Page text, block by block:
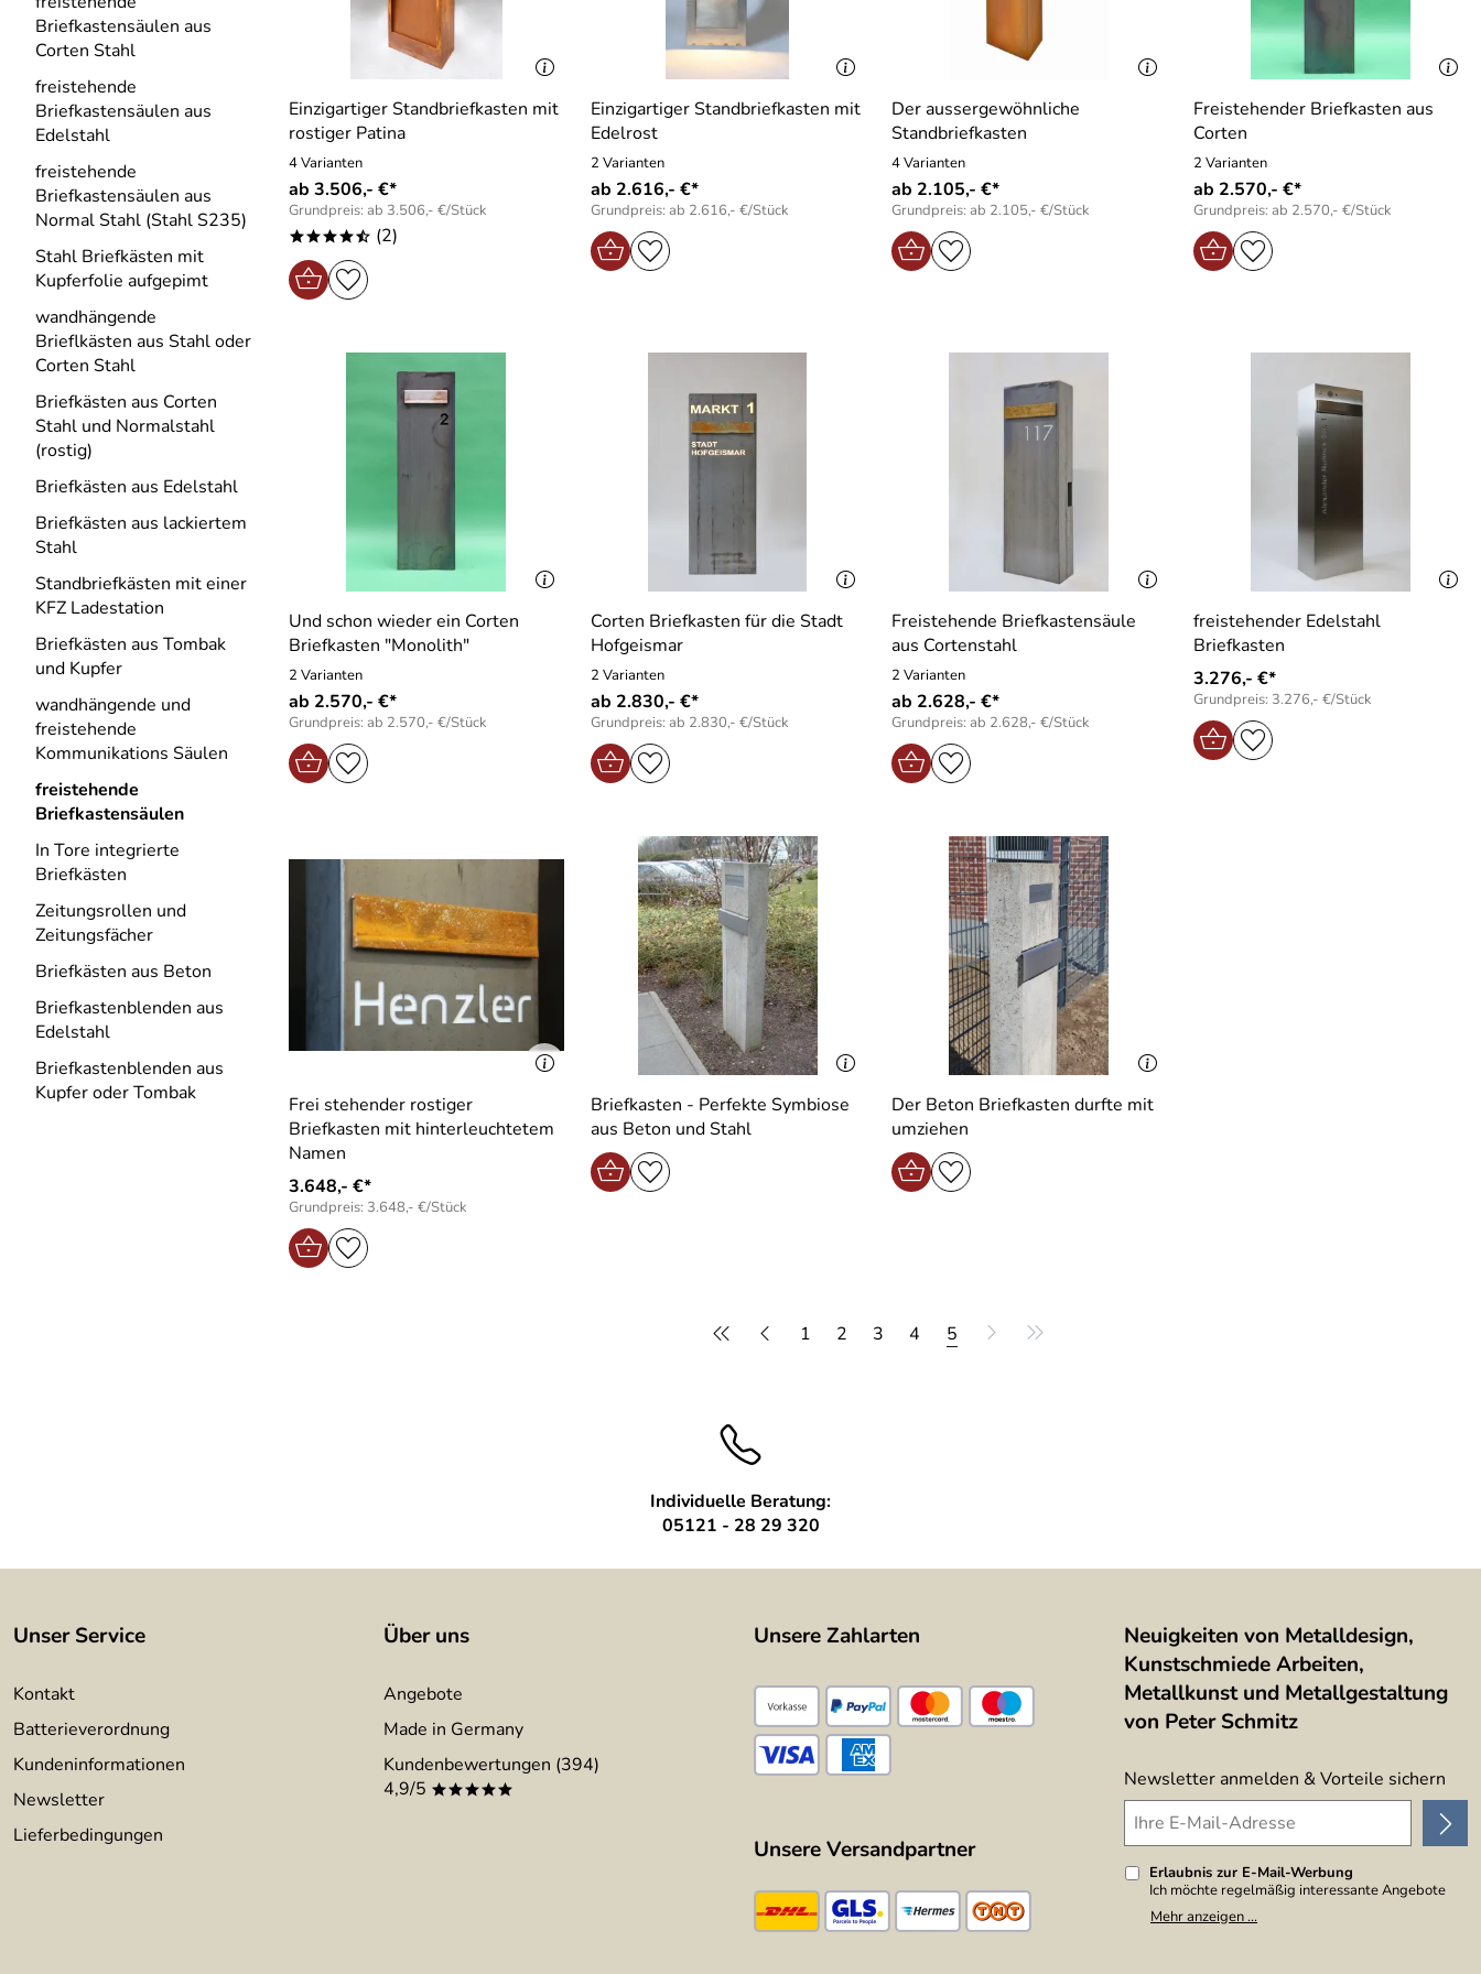
Briefkastensäulen aus
Corten Stahl
freistehende
Briefkastensäulen aus
Edelstahl
freistehende
Briefkastensäulen aus
Normal Stahl (Stahl S235)
Stahl Briefkästen mit
Kupferfolie aufgepimt
wandhängende
Brieflkästen aus Stahl oder
Corten Stahl
Briefkästen aus Corten
Stahl und Normalstahl
(rostig)
Briefkästen aus Edelstahl
Briefkästen aus lackiertem
Stahl
Standbriefkästen mit einer
KFZ Ladestation
Briefkästen aus Tombak
und Kupfer
wandhängende und
freistehende
Kommunikations Säulen
freistehende
Briefkastensäulen
In Tore integrierte
Briefkästen
Zeitungsrollen und
Zeitungsfächer
Briefkästen aus Beton
Briefkastenblenden aus
Edelstahl
Briefkastenblenden aus
Kupfer oder Tombak
Einzigartiger Standbriefkasten mit
rostiger Patina
4 Varianten
ab 3.506,- €*
Grundpreis: ab 3.506,- €/Stück
****/ (2)
Einzigartiger Standbriefkasten mit
Edelrost
2 Varianten
ab 2.616,- €*
Grundpreis: ab 2.616,- €/Stück
Der aussergewöhnliche
Standbriefkasten
4 Varianten
ab 2.105,- €*
Grundpreis: ab 2.105,- €/Stück
Freistehender Briefkasten aus
Corten
2 Varianten
ab 2.570,- €*
Grundpreis: ab 2.570,- €/Stück
Und schon wieder ein Corten
Briefkasten "Monolith"
2 Varianten
ab 2.570,- €*
Grundpreis: ab 2.570,- €/Stück
Corten Briefkasten für die Stadt
Hofgeismar
2 Varianten
ab 2.830,- €*
Grundpreis: ab 2.830,- €/Stück
Freistehende Briefkastensäule
aus Cortenstahl
2 Varianten
ab 2.628,- €*
Grundpreis: ab 2.628,- €/Stück
freistehender Edelstahl
Briefkasten
3.276,- €*
Grundpreis: 3.276,- €/Stück
Frei stehender rostiger
Briefkasten mit hinterleuchtetem
Namen
3.648,- €*
Grundpreis: 3.648,- €/Stück
Briefkasten - Perfekte Symbiose
aus Beton und Stahl
Der Beton Briefkasten durfte mit
umziehen
1 2 3 4 5
Individuelle Beratung:
05121 - 28 29 320
Unser Service
Kontakt
Batterieverordnung
Kundeninformationen
Newsletter
Lieferbedingungen
Über uns
Angebote
Made in Germany
Kundenbewertungen (394)
4,9/5 *****
Unsere Zahlarten
Unsere Versandpartner
Neuigkeiten von Metalldesign,
Kunstschmiede Arbeiten,
Metallkunst und Metallgestaltung
von Peter Schmitz
Newsletter anmelden & Vorteile sichern
Erlaubnis zur E-Mail-Werbung
Ich möchte regelmäßig interessante Angebote
per E-Mail erhalten. Meine E-Mail-Adresse wird
nicht an andere Unternehmen weitergegeben. Zu
Mehr anzeigen ...